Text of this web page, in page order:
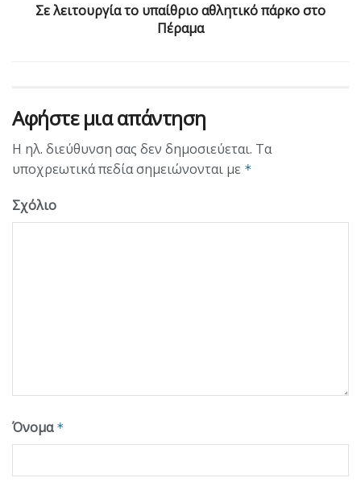
Σε λειτουργία το υπαίθριο αθλητικό πάρκο στο
Πέραμα
Αφήστε μια απάντηση
Η ηλ. διεύθυνση σας δεν δημοσιεύεται. Τα
υποχρεωτικά πεδία σημειώνονται με *
Σχόλιο
Όνομα *